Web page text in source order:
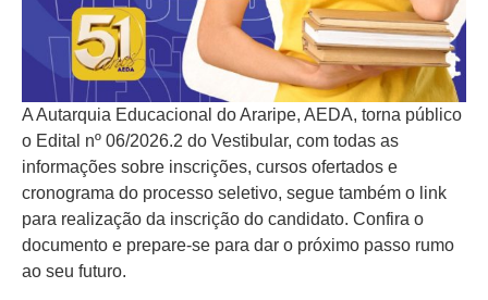
A Autarquia Educacional do Araripe, AEDA, torna público
o Edital nº 06/2026.2 do Vestibular, com todas as
informações sobre inscrições, cursos ofertados e
cronograma do processo seletivo, segue também o link
para realização da inscrição do candidato. Confira o
documento e prepare-se para dar o próximo passo rumo
ao seu futuro.